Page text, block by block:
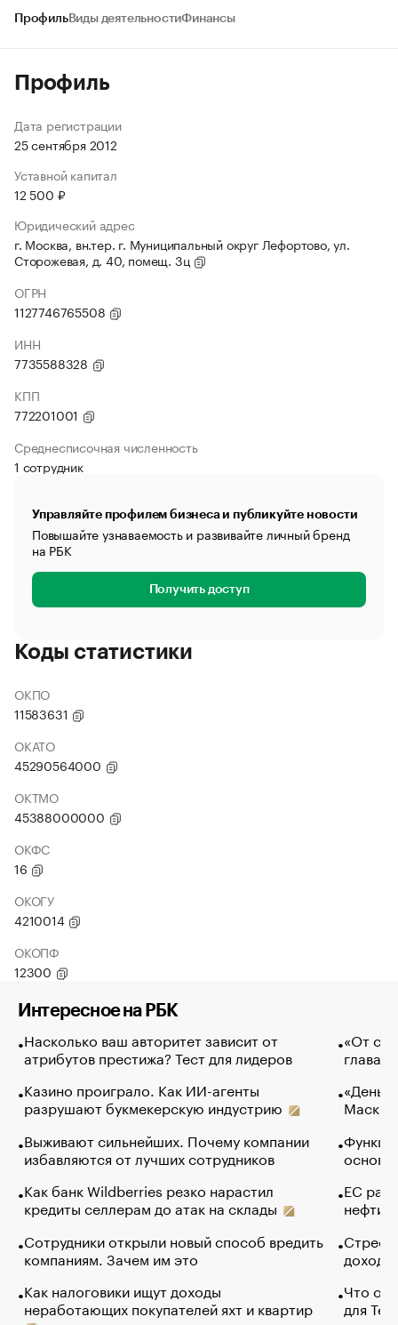
ПрофильВиды деятельностиФинансы
Профиль
Дата регистрации
25 сентября 2012
Уставной капитал
12 500 ₽
Юридический адрес
г. Москва, вн.тер. г. Муниципальный округ Лефортово, ул.
Сторожевая, д. 40, помещ. 3ц
ОГРН
1127746765508
ИНН
7735588328
КПП
772201001
Среднесписочная численность
1 сотрудник
Управляйте профилем бизнеса и публикуйте новости
Повышайте узнаваемость и развивайте личный бренд
на РБК
Получить доступ
Коды статистики
ОКПО
11583631
ОКАТО
45290564000
ОКТМО
45388000000
ОКФС
16
ОКОГУ
4210014
ОКОПФ
12300
Интересное на РБК
Насколько ваш авторитет зависит от
атрибутов престижа? Тест для лидеров
Казино проиграло. Как ИИ-агенты
разрушают букмекерскую индустрию
Выживают сильнейших. Почему компании
избавляются от лучших сотрудников
Как банк Wildberries резко нарастил
кредиты селлерам до атак на склады
Сотрудники открыли новый способ вредить
компаниям. Зачем им это
Как налоговики ищут доходы
неработающих покупателей яхт и квартир
«От
глава
Маск в
основ
ЕС
нефти
Что
для